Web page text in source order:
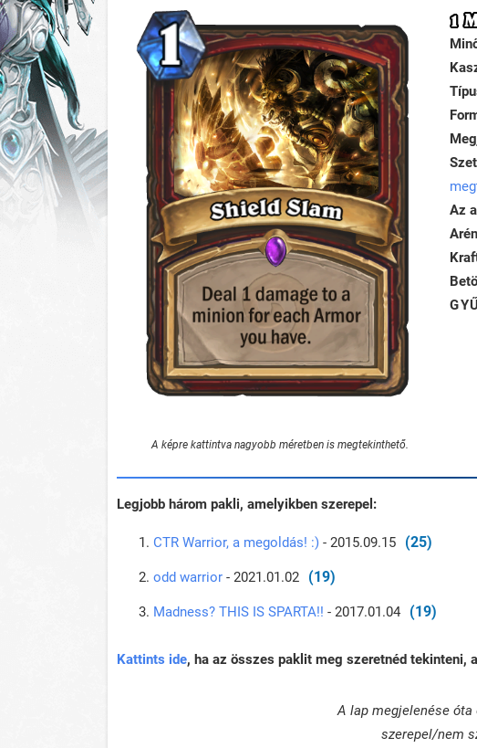
A képre kattintva nagyobb méretben is megtekinthető.
1
Az
Legjobb három pakli, amelyikben szerepel:
CTR Warrior, a megoldás! :) - 2015.09.15 (25)
odd warrior - 2021.01.02 (19)
Madness? THIS IS SPARTA!! - 2017.01.04 (19)
Kattints ide, ha az összes paklit meg szeretnéd tekinteni,
A lap megjelenése óta
szerepel/nem